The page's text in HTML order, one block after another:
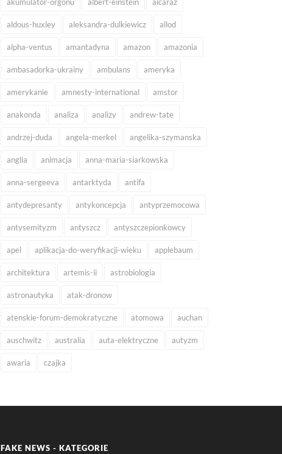
aldous-huxley aleksandra-dulkiewicz allod
alpha-ventus amantadyna amazon amazonia
ambasadorka-ukrainy ambulans ameryka
amerykanie amnesty-international amstor
anakonda analiza analizy andrew-tate
andrzej-duda angela-merkel angelika-szymanska
anglia animacja anna-maria-siarkowska
anna-sergeeva antarktyda antifa
antydepresanty antykoncepcja antyprzemocowa
antysemityzm antyszcz antyszczepionkowcy
apel aplikacja-do-weryfikacji-wieku applebaum
architektura artemis-ii astrobiologia
astronautyka atak-dronow
atenskie-forum-demokratyczne atomowa auchan
auschwitz australia auta-elektryczne autyzm
awaria czajka
FAKE NEWS - KATEGORIE